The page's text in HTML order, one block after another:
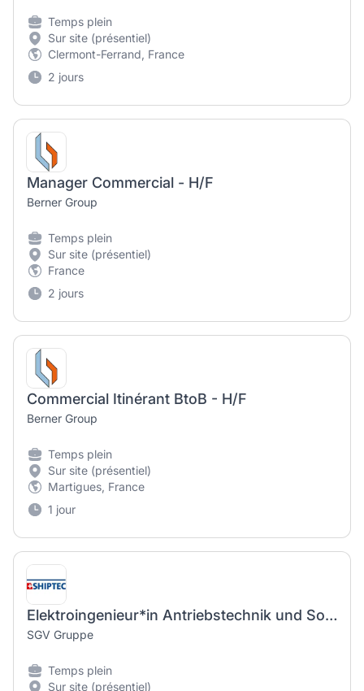
Temps plein
Sur site (présentiel)
Clermont-Ferrand, France
2 jours
Manager Commercial - H/F
Berner Group
Temps plein
Sur site (présentiel)
France
2 jours
Commercial Itinérant BtoB - H/F
Berner Group
Temps plein
Sur site (présentiel)
Martigues, France
1 jour
Elektroingenieur*in Antriebstechnik und Softwareentwicklung
SGV Gruppe
Temps plein
Sur site (présentiel)